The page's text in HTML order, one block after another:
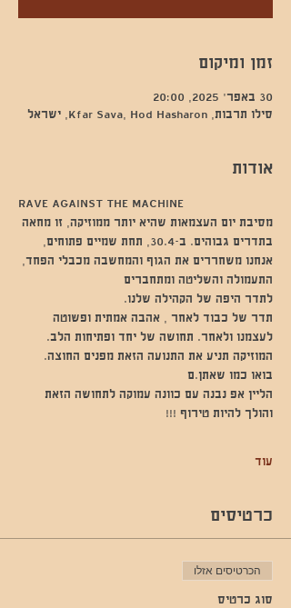
זמן ומיקום
30 באפר׳ 2025, 20:00
סילו תרבות, Kfar Sava, Hod Hasharon, ישראל
אודות
RAVE AGAINST THE MACHINE
מסיבת יום העצמאות שהיא יותר ממוזיקה, זו מחאה
בתדרים גבוהים. ב-30.4, תחת שמיים פתוחים,
אנחנו משחררים את הגוף והמחשבה מכבלי הפחד,
התעמולה והשליטה ומתחברים
לתדר היפה של הקהילה שלנו.
תדר של כבוד לאחר , אהבה אמתית ופשוטה
לעצמנו ולאחר. תחושה של יחד ופתיחות הלב.
המוזיקה תניע את התנועה הזאת מפנים החוצה.
בואו כמו שאתן.ם
הליין אפ נבנה עם כוונה עמוקה לתחושה הזאת
והולך להיות טירוף !!!
עוד
כרטיסים
הכרטיסים אזלו
סוג כרטיס